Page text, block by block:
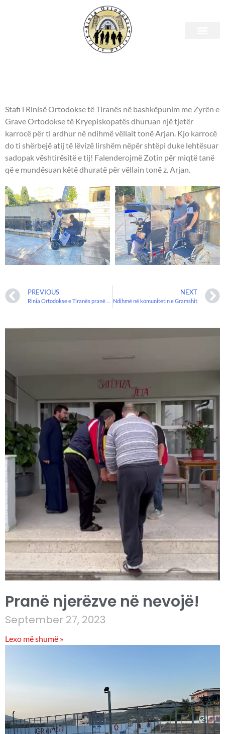
Pranë njerëzve në nevojë!
Stafi i Rinisë Ortodokse të Tiranës në bashkëpunim me Zyrën e
Grave Ortodokse të Kryepiskopatës dhuruan një tjetër
karrocë për ti ardhur në ndihmë vëllait tonë Arjan. Kjo karrocë
do ti shërbejë atij të lëvizë lirshëm nëpër shtëpi duke lehtësuar
sadopak vështirësitë e tij! Falenderojmë Zotin për miqtë tanë
që e mundësuan këtë dhuratë për vëllain tonë z. Arjan.
PREVIOUS NEXT
Ndihmë në komunitetin e Gramshit
Pranë njerëzve në nevojë!
September 27, 2023
Lexo më shumë »